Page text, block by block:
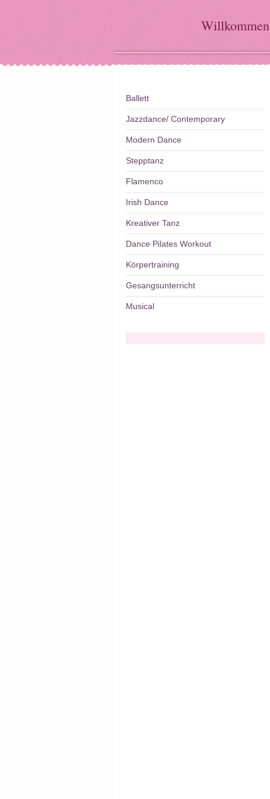
Willkommen
Ballett
Jazzdance/ Contemporary
Modern Dance
Stepptanz
Flamenco
Irish Dance
Kreativer Tanz
Dance Pilates Workout
Körpertraining
Gesangsunterricht
Musical